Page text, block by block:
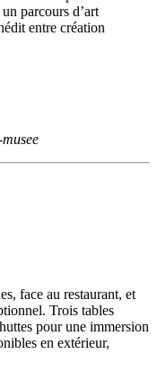
parcours d’art
entre création
face au restaurant, et
Trois tables
pour une immersion
en extérieur,